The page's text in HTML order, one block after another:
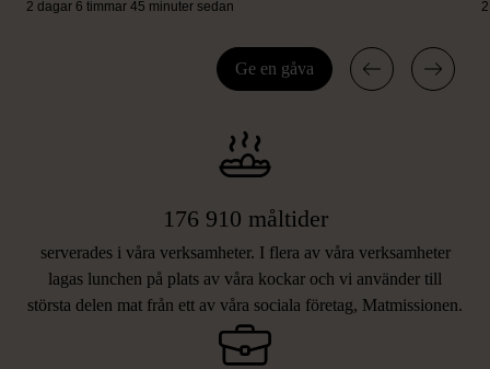
2 dagar 6 timmar 45 minuter sedan
Ge en gåva
VAD DITT STÖD BLAND ANNAT
BIDROG TILL 2025
176 910 måltider
serverades i våra verksamheter. I flera av våra verksamheter
lagas lunchen på plats av våra kockar och vi använder till
största delen mat från ett av våra sociala företag, Matmissionen.